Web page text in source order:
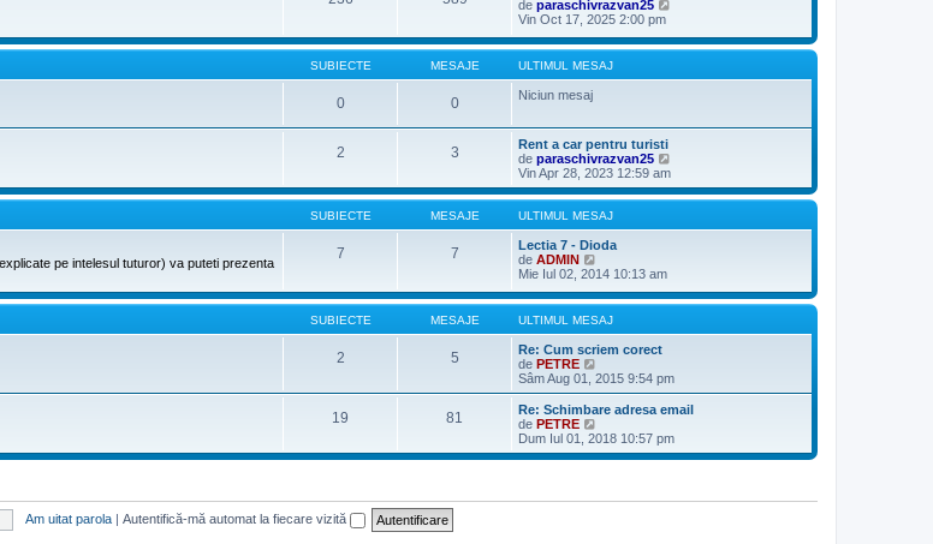
s
a
j
u
l
m
e
a
l
i
m
u
s
a
j
de paraschivrazvan25
i
u
s
a
Vin Oct 17, 2025 2:00 pm
SUBIECTE MESAJE ULTIMUL MESAJ
0 0 Niciun mesaj
2 3
Rent a car pentru turisti
de paraschivrazvan25
z
i
l
l
j
Vin Apr 28, 2023 12:59 am
SUBIECTE MESAJE ULTIMUL MESAJ
pe intelesul tuturor) va puteti prezenta
7 7
Lectia 7 - Dioda
de ADMIN
e
i
u
t
i
m
u
m
e
s
a
Mie Iul 02, 2014 10:13 am
SUBIECTE MESAJE ULTIMUL MESAJ
2 5
Re: Cum scriem corect
de PETRE
e
z
i
l
i
l
Sâm Aug 01, 2015 9:54 pm
19 81
Re: Schimbare adresa email
de PETRE
e
z
Dum Iul 01, 2018 10:57 pm
Am uitat parola | Autentifică-mă automat la fiecare vizită